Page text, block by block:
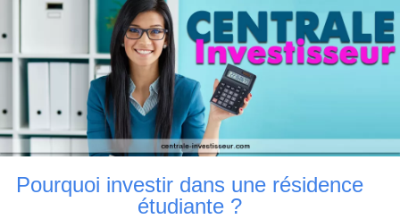
Pourquoi investir dans une résidence
étudiante ?